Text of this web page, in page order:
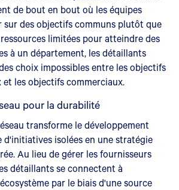
de bout en bout où les équipes
sur des objectifs communs plutôt que
limitées pour atteindre des
à un département, les détaillants
choix impossibles entre les objectifs
les objectifs commerciaux.
pour la durabilité
transforme le développement
d'initiatives isolées en une stratégie
Au lieu de gérer les fournisseurs
détaillants se connectent à
par le biais d'une source